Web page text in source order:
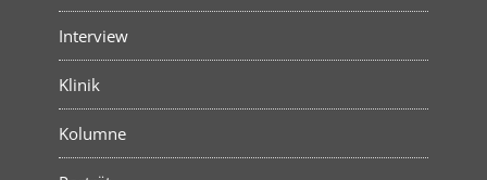
Interview
Klinik
Kolumne